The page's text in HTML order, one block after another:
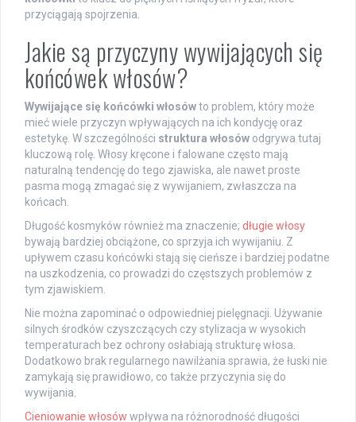
przyciągają spojrzenia.
Jakie są przyczyny wywijających się
końcówek włosów?
Wywijające się końcówki włosówto problem, który może
mieć wiele przyczyn wpływających na ich kondycję oraz
estetykę. W szczególności struktura włosów odgrywa tutaj
kluczową rolę. Włosy kręcone i falowane często mają
naturalną tendencję do tego zjawiska, ale nawet proste
pasma mogą zmagać się z wywijaniem, zwłaszcza na
końcach.
Długość kosmyków również ma znaczenie; długie włosy
bywają bardziej obciążone, co sprzyja ich wywijaniu. Z
upływem czasu końcówki stają się cieńsze i bardziej podatne
na uszkodzenia, co prowadzi do częstszych problemów z
tym zjawiskiem.
Nie można zapominać o odpowiedniej pielęgnacji. Używanie
silnych środków czyszczących czy stylizacja w wysokich
temperaturach bez ochrony osłabiają strukturę włosa.
Dodatkowo brak regularnego nawilżania sprawia, że łuski nie
zamykają się prawidłowo, co także przyczynia się do
wywijania.
Cieniowanie włosów wpływa na różnorodność długości